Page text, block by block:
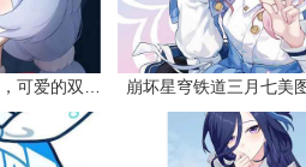
崩坏星穹铁道三月七美